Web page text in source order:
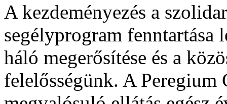
A kezdeményezés a
segélyprogram fenntartása
háló megerősítése és a
felelősségünk. A